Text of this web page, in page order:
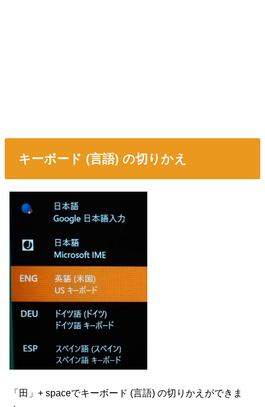
キーボード (言語) の切りかえ
「田」+ spaceでキーボード (言語) の切りかえができま